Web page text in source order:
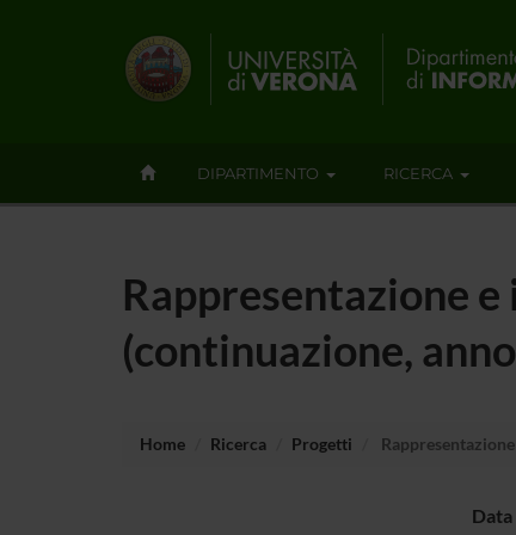
DIPARTIMENTO RICERCA
Rappresentazione
(continuazione,
Home Ricerca Progetti